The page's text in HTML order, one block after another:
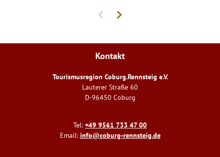
Kontakt
Tourismusregion Coburg.Rennsteig e.V.
Lauterer Straße 60
D-96450 Coburg
Tel: +49 9561 733 47 00
Email: info@coburg-rennsteig.de